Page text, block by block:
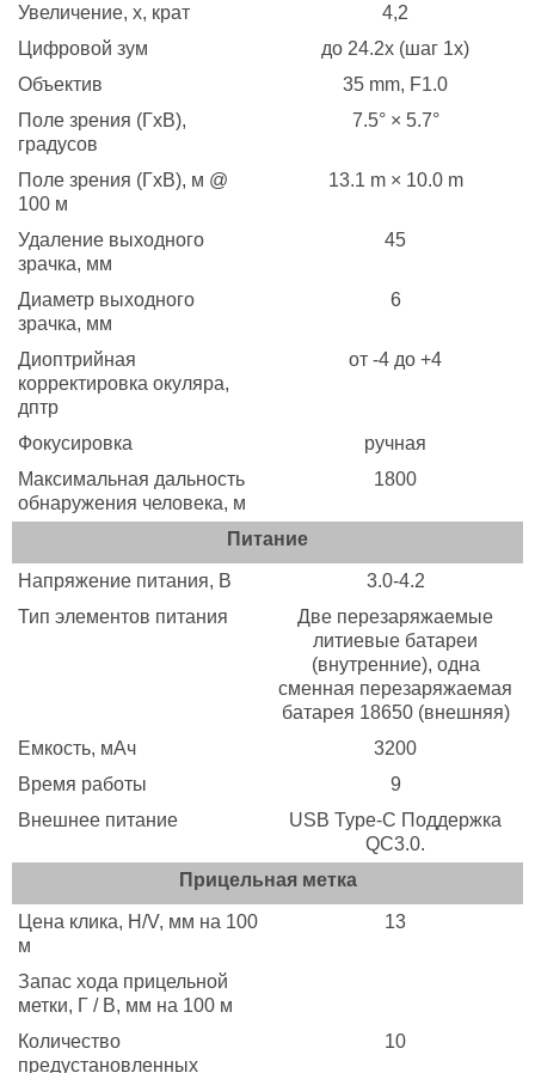
Увеличение, х, крат
4,2
Цифровой зум
до 24.2х (шаг 1х)
Объектив
35 mm, F1.0
Поле зрения (ГхВ),
градусов
7.5° × 5.7°
Поле зрения (ГхВ), м @
100 м
13.1 m × 10.0 m
Удаление выходного
зрачка, мм
45
Диаметр выходного
зрачка, мм
6
Диоптрийная
корректировка окуляра,
дптр
от -4 до +4
Фокусировка
ручная
Максимальная дальность
обнаружения человека, м
1800
Питание
Напряжение питания, B
3.0-4.2
Тип элементов питания
Две перезаряжаемые
литиевые батареи
(внутренние), одна
сменная перезаряжаемая
батарея 18650 (внешняя)
Емкость, мАч
3200
Время работы
9
Внешнее питание
USB Type-C Поддержка
QC3.0.
Прицельная метка
Цена клика, H/V, мм на 100
м
13
Запас хода прицельной
метки, Г / В, мм на 100 м
Количество
предустановленных
10